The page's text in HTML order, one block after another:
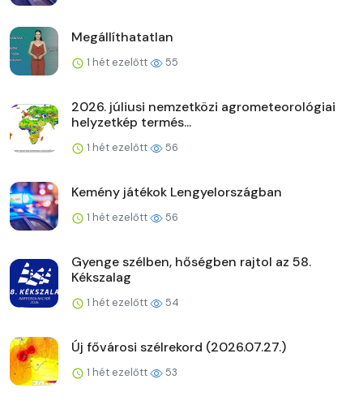
Megállíthatatlan
1 hét ezelőtt 55
2026. júliusi nemzetközi agrometeorológiai
helyzetkép termés...
1 hét ezelőtt 56
Kemény játékok Lengyelországban
1 hét ezelőtt 56
Gyenge szélben, hőségben rajtol az 58.
Kékszalag
1 hét ezelőtt 54
Új fővárosi szélrekord (2026.07.27.)
1 hét ezelőtt 53